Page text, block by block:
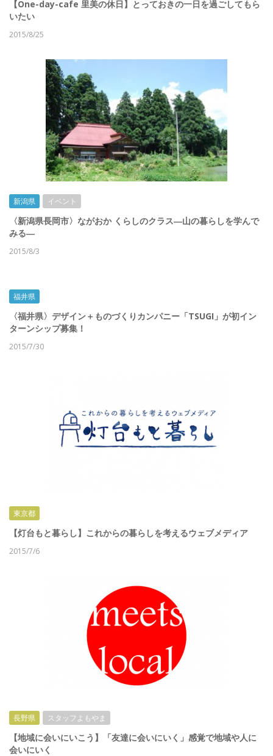
【One-day-cafe 里美の休日】とっておきの一日を過ごしてもら
いたい
2015/8/25
新潟県 イベント
〈新潟県長岡市〉ながおか くらしのクラス―山の暮らしを学んで
みる―
2015/8/3
福井県
〈福井県〉デザイン＋ものづくりカンパニー「TSUGI」が初イン
ターンシップ募集！
2015/7/30
東京都
【灯台もと暮らし】これからの暮らしを考えるウェブメディア
2015/7/6
長野県 スタッフよもやま
【地域に会いにいこう】「友達に会いにいく」感覚で地域や人に
会いにいく